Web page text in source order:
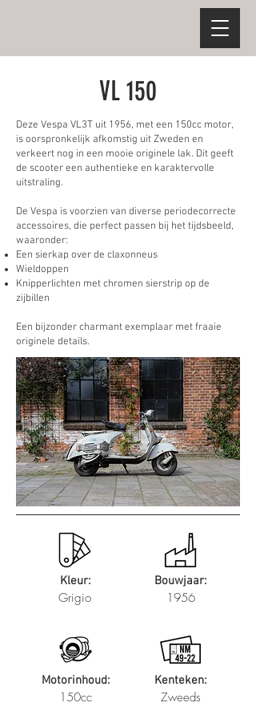
VL 150
Deze Vespa VL3T uit 1956, met een 150cc motor,
is oorspronkelijk afkomstig uit Zweden en
verkeert nog in een mooie originele lak. Dit geeft
de scooter een authentieke en karaktervolle
uitstraling.
De Vespa is voorzien van diverse periodecorrecte
accessoires, die perfect passen bij het tijdsbeeld,
waaronder:
Een sierkap over de claxonneus
Wieldoppen
Knipperlichten met chromen sierstrip op de
zijbillen
Een bijzonder charmant exemplaar met fraaie
originele details.
Kleur:
Grigio
Motorinhoud:
150cc
Bouwjaar:
1956
Kenteken:
Zweeds